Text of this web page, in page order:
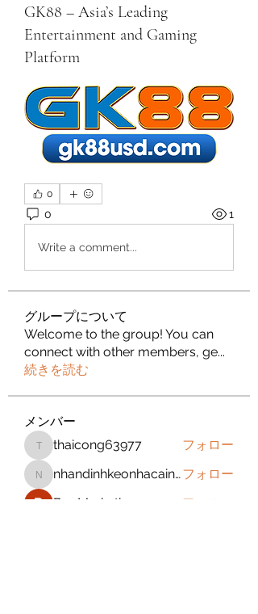
GK88 – Asia’s Leading
Entertainment and Gaming
Platform
0
0 1
Write a comment...
グループについて
Welcome to the group! You can
connect with other members, ge...
続きを読む
メンバー
thaicong63977
thaicong63977 フォロー
nhandinhkeonhacainews nhandinhkeonhacainewsフォロー
Bm Marketing 05
フォロー